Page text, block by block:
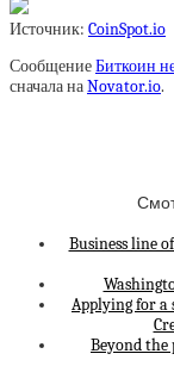
Источник: CoinSpot.io
СообщениеБиткоин
сначала наNovator.io.
Business line
Applying for a
Beyond the